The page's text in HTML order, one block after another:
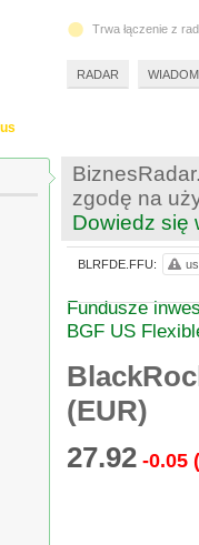
zgodę na
Dowiedz się
Fundusze
BGF US
(EUR)
27.92 -0.05
BLRFDE.FFU:
Trwa łączenie z
RADAR